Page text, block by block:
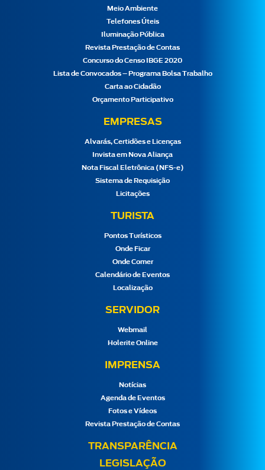
Meio Ambiente
Telefones Úteis
Iluminação Pública
Revista Prestação de Contas
Concurso do Censo IBGE 2020
Lista de Convocados – Programa Bolsa Trabalho
Carta ao Cidadão
Orçamento Participativo
EMPRESAS
Alvarás, Certidões e Licenças
Invista em Nova Aliança
Nota Fiscal Eletrônica (NFS-e)
Sistema de Requisição
Licitações
TURISTA
Pontos Turísticos
Onde Ficar
Onde Comer
Calendário de Eventos
Localização
SERVIDOR
Webmail
Holerite Online
IMPRENSA
Notícias
Agenda de Eventos
Fotos e Vídeos
Revista Prestação de Contas
TRANSPARÊNCIA
LEGISLAÇÃO